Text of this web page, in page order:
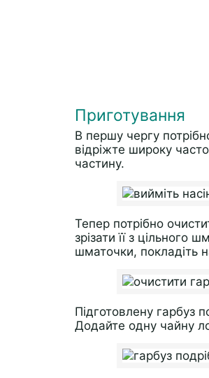
Приготування
В першу чергу
відріжте широку
частину.
Тепер потрібно
зрізати її з цільного
шматочки, покладіть
Підготовлену гарбуз
Додайте одну чайну